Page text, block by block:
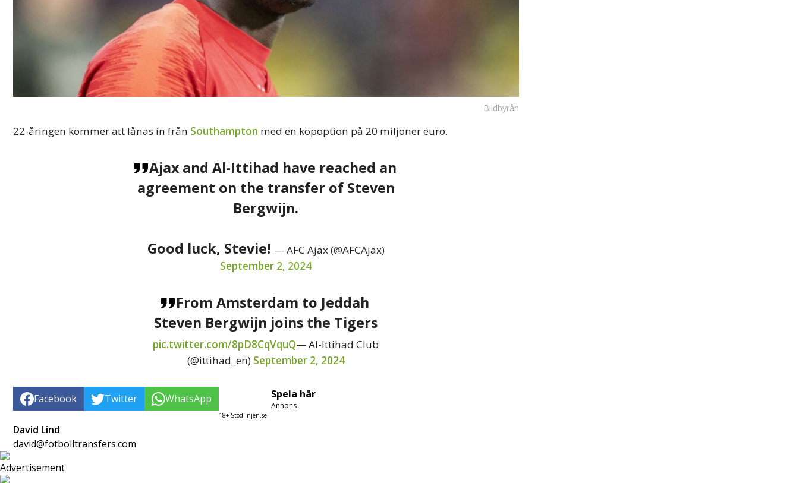
Bildbyrån
22-åringen kommer att lånas in från Southampton med en köpoption på 20 miljoner euro.
Ajax and Al-Ittihad have reached an
agreement on the transfer of Steven
Bergwijn.
Good luck, Stevie! — AFC Ajax (@AFCAjax)
September 2, 2024
From Amsterdam to Jeddah
Steven Bergwijn joins the Tigers
pic.twitter.com/8pD8CqVquQ— Al-Ittihad Club
(@ittihad_en) September 2, 2024
Facebook Twitter WhatsApp
18+ Stödlinjen.se
Spela här
Annons
David Lind
david@fotbolltransfers.com